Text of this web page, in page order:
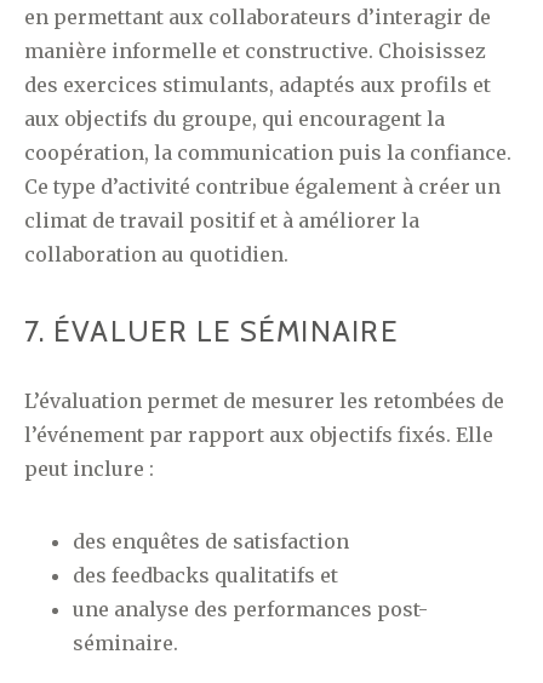
en permettant aux collaborateurs d’interagir de
manière informelle et constructive. Choisissez
des exercices stimulants, adaptés aux profils et
aux objectifs du groupe, qui encouragent la
coopération, la communication puis la confiance.
Ce type d’activité contribue également à créer un
climat de travail positif et à améliorer la
collaboration au quotidien.
7. ÉVALUER LE SÉMINAIRE
L’évaluation permet de mesurer les retombées de
l’événement par rapport aux objectifs fixés. Elle
peut inclure :
des enquêtes de satisfaction
des feedbacks qualitatifs et
une analyse des performances post-
séminaire.